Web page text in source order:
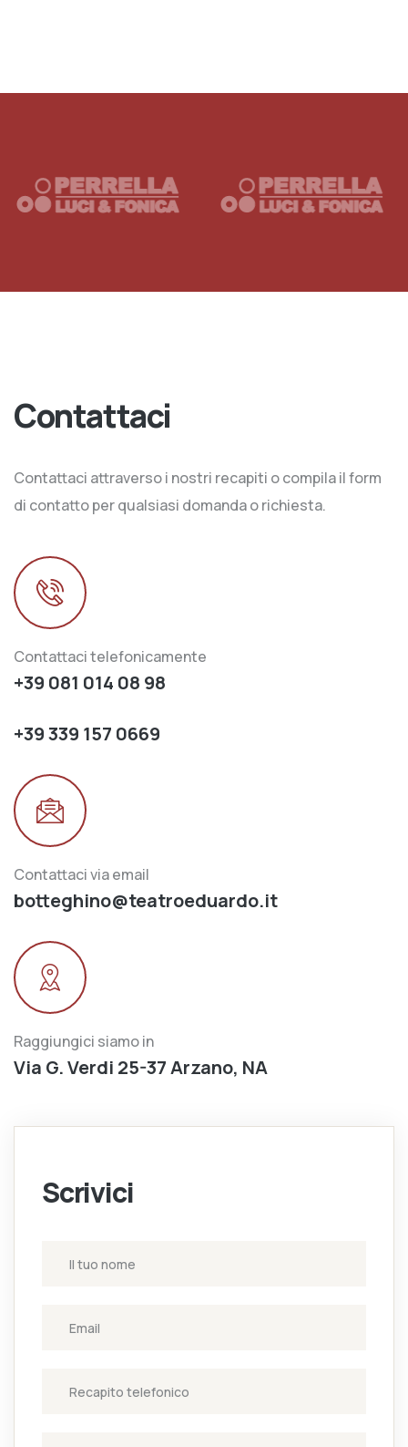
Contattaci
Contattaci attraverso i nostri recapiti o compila il form
di contatto per qualsiasi domanda o richiesta.
Contattaci telefonicamente
+39 081 014 08 98
+39 339 157 0669
Contattaci via email
botteghino@teatroeduardo.it
Raggiungici siamo in
Via G. Verdi 25-37 Arzano, NA
Scrivici